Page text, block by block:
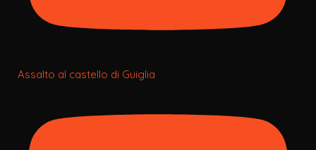
Assalto al castello di Guiglia